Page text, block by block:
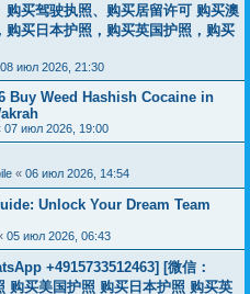
购买驾驶执照、购买居留许可 购买澳
买日本护照，购买英国护照，购买
08 июл 2026, 21:30
Buy Weed Hashish Cocaine in
07 июл 2026, 19:00
« 06 июл 2026, 14:54
Unlock Your Dream Team
05 июл 2026, 06:43
+4915733512463] [微信：
购买美国护照 购买日本护照 购买英